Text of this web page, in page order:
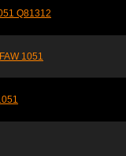
Q81312
1051